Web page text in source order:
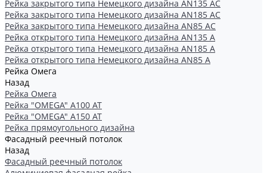
Рейка закрытого типа Немецкого дизайна АN135 АС
Рейка закрытого типа Немецкого дизайна АN185 АС
Рейка закрытого типа Немецкого дизайна АN85 АС
Рейка открытого типа Немецкого дизайна АN135 А
Рейка открытого типа Немецкого дизайна АN185 А
Рейка открытого типа Немецкого дизайна АN85 А
Рейка Омега
Назад
Рейка Омега
Рейка "OMEGA" А100 АТ
Рейка "OMEGA" А150 АТ
Рейка прямоугольного дизайна
Фасадный реечный потолок
Назад
Фасадный реечный потолок